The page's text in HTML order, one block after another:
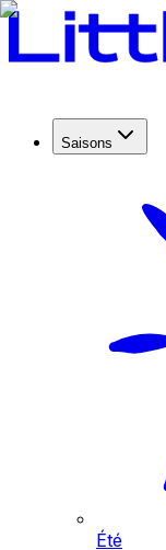
Saisons
Été